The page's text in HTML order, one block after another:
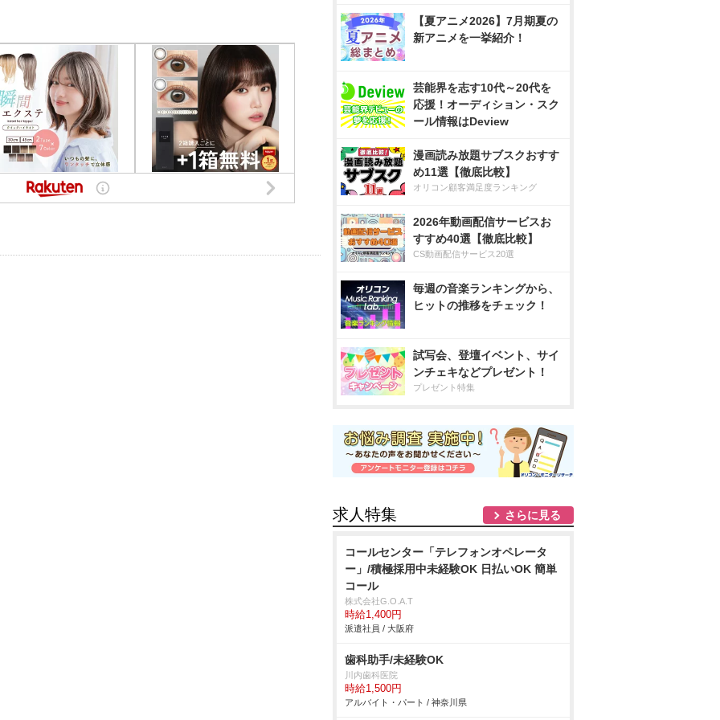
【夏アニメ2026】7月期夏の
新アニメを一挙紹介！
芸能界を志す10代～20代を
応援！オーディション・スク
ール情報はDeview
漫画読み放題サブスクおすす
め11選【徹底比較】
オリコン顧客満足度ランキング
2026年動画配信サービスお
すすめ40選【徹底比較】
CS動画配信サービス20選
毎週の音楽ランキングから、
ヒットの推移をチェック！
試写会、登壇イベント、サイ
ンチェキなどプレゼント！
プレゼント特集
求人特集 さらに見る
コールセンター「テレフォンオペレータ
ー」/積極採用中未経験OK 日払いOK 簡単
コール
株式会社G.O.A.T
時給1,400円
派遣社員 / 大阪府
歯科助手/未経験OK
川内歯科医院
時給1,500円
アルバイト・パート / 神奈川県